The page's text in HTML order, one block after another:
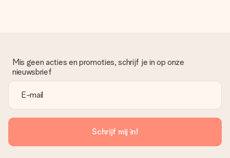
Mis geen acties en promoties, schrijf je in op onze
nieuwsbrief
Schrijf mij in!